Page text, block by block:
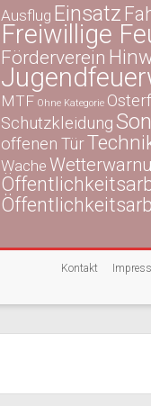
Ausflug Einsatz
Freiwillige
Förderverein
MTF Ohne Kategorie
Schutzkleidung
offenen Tür
Wache
Kontakt